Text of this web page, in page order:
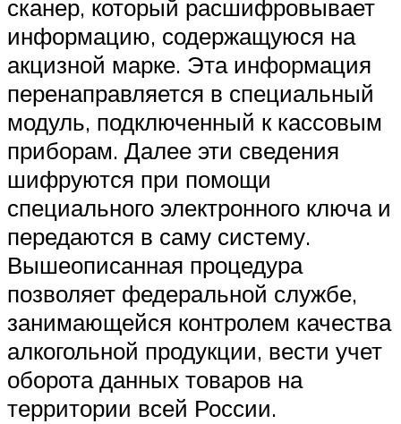
сканер, который расшифровывает
информацию, содержащуюся на
акцизной марке. Эта информация
перенаправляется в специальный
модуль, подключенный к кассовым
приборам. Далее эти сведения
шифруются при помощи
специального электронного ключа и
передаются в саму систему.
Вышеописанная процедура
позволяет федеральной службе,
занимающейся контролем качества
алкогольной продукции, вести учет
оборота данных товаров на
территории всей России.